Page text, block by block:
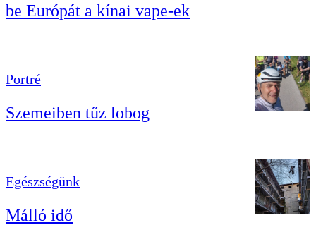
be Európát a kínai vape-ek
Portré
Szemeiben tűz lobog
Egészségünk
Málló idő